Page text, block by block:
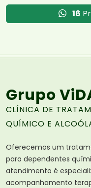
16
Grupo
CLÍNICA DE
QUÍMICO E
Oferecemos um
para dependentes
atendimento é
acompanhamento